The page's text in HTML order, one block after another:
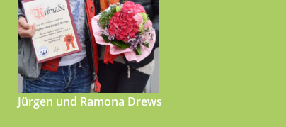
Jürgen und Ramona Drews